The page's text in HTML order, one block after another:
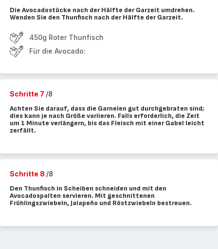
Die Avocadostücke nach der Hälfte der Garzeit umdrehen.
Wenden Sie den Thunfisch nach der Hälfte der Garzeit.
450g Roter Thunfisch
Für die Avocado:
Schritte 7 /8
Achten Sie darauf, dass die Garnelen gut durchgebraten sind;
dies kann je nach Größe variieren. Falls erforderlich, die Zeit
um 1 Minute verlängern, bis das Fleisch mit einer Gabel leicht
zerfällt.
Schritte 8 /8
Den Thunfisch in Scheiben schneiden und mit den
Avocadospalten servieren. Mit geschnittenen
Frühlingszwiebeln, Jalapeño und Röstzwiebeln bestreuen.